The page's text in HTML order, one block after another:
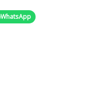
WhatsApp